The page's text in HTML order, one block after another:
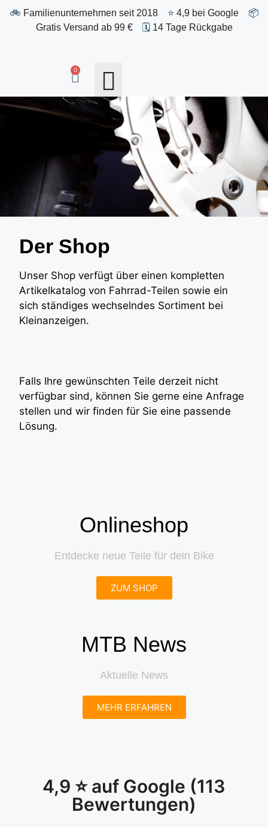
🚲 Familienunternehmen seit 2018 ⭐ 4,9 bei Google 📦
Gratis Versand ab 99 €
🗓️ 14 Tage Rückgabe
0
Der Shop
Unser Shop verfügt über einen kompletten
Artikelkatalog von Fahrrad-Teilen sowie ein
sich ständiges wechselndes Sortiment bei
Kleinanzeigen.
Falls Ihre gewünschten Teile derzeit nicht
verfügbar sind, können Sie gerne eine Anfrage
stellen und wir finden für Sie eine passende
Lösung.
Onlineshop
Entdecke neue Teile für dein Bike
ZUM SHOP
MTB News
Aktuelle News
MEHR ERFAHREN
4,9 ⭐️ auf Google (113
Bewertungen)